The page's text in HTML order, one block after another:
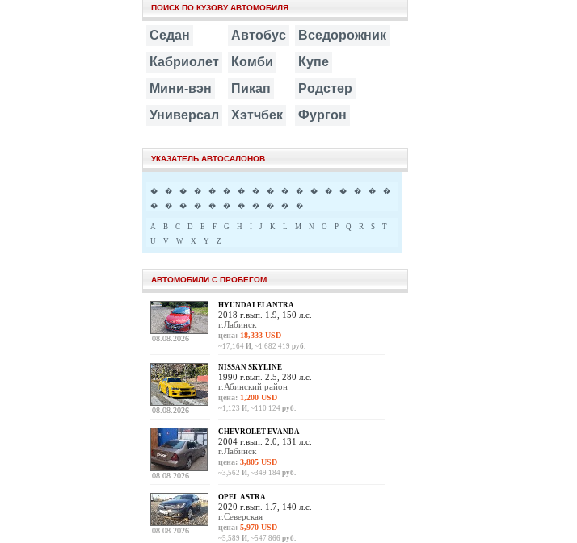
ПОИСК ПО КУЗОВУ АВТОМОБИЛЯ
Седан Автобус
Вседорожник
Кабриолет
Комби
Купе
Мини-вэн
Пикап
Родстер
Универсал
Хэтчбек Фургон
УКАЗАТЕЛЬ АВТОСАЛОНОВ
� � � � � � � � � � � � � � � �
�
�
� � � � � � � � � �
A B C D E F G H I J K L M N O P Q R S
T
U
V W X Y Z
АВТОМОБИЛИ С ПРОБЕГОМ
08.08.2026
HYUNDAI ELANTRA
2018 г.вып. 1.9, 150 л.с.
г.Лабинск
цена: 18,333 USD
~17,164 И, ~1 682 419 руб.
08.08.2026
NISSAN SKYLINE
1990 г.вып. 2.5, 280 л.с.
г.Абинский район
цена: 1,200 USD
~1,123 И, ~110 124 руб.
08.08.2026
CHEVROLET EVANDA
2004 г.вып. 2.0, 131 л.с.
г.Лабинск
цена: 3,805 USD
~3,562 И, ~349 184 руб.
08.08.2026
OPEL ASTRA
2020 г.вып. 1.7, 140 л.с.
г.Северская
цена: 5,970 USD
~5,589 И, ~547 866 руб.